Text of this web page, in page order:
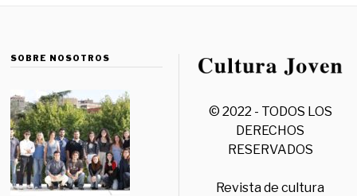
SOBRE NOSOTROS
© 2022 - TODOS LOS
DERECHOS
RESERVADOS
Revista de cultura